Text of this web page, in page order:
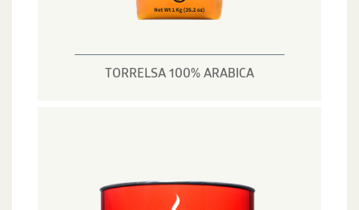
TORRELSA 100% ARABICA